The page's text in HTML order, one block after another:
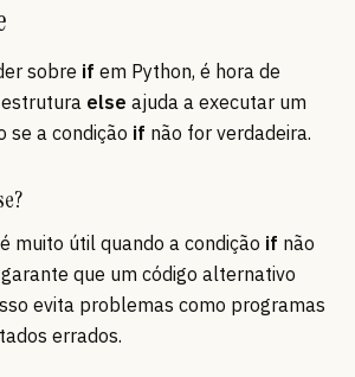
sobre if em Python, é hora de
estrutura else ajuda a executar um
se a condição if não for verdadeira.
é muito útil quando a condição if não
que um código alternativo
evita problemas como programas
errados.